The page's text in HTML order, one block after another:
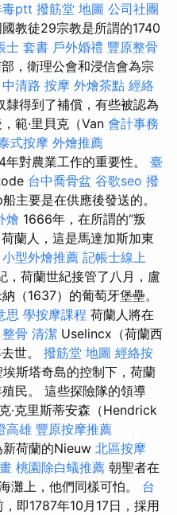
毒ptt 撥筋堂 地圖 公司社團
教徒29宗教是所謂的1740
士 套書 戶外婚禮 豐原整骨
，衛理公會和浸信會為宗
中清路 按摩 外燴茶點 經絡
隸得到了補償，有些被認為
範·里貝克（Van 會計事務
式按摩 外燴推薦
對農業工作的重要性。 臺
台中喬骨盆 谷歌seo 撥
主要是在供應後發送的。
燴 1666年，在所謂的“叛
蘭人，這是馬達加斯加東
小型外燴推薦 記帳士線上
，荷蘭世紀接管了八月，盧
（1637）的葡萄牙堡壘。
思 學按摩課程 荷蘭人將在
骨 清潔 Uselincx（荷蘭西
世。 撥筋堂 地圖 經絡按
埃斯塔奇島的控制下，荷蘭
民。 這些探險隊的領導
·克里斯蒂安森（Hendrick
高雄 豐原按摩推薦
荷蘭的Nieuw 北區按摩
桃園除白蟻推薦 朝聖者在
灘上，他們同樣可怕。 台
即1787年10月17日，採用